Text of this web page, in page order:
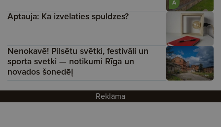
A
Aptauja: Kā izvēlaties spuldzes?
Nenokavē! Pilsētu svētki, festivāli un
sporta svētki — notikumi Rīgā un
novados šonedēļ
Reklāma